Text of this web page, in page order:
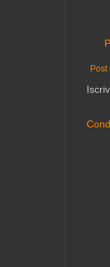
Post